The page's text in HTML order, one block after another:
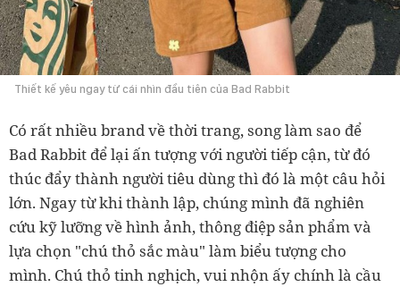
Thiết kế yêu ngay từ cái nhìn đầu tiên của Bad Rabbit
Có rất nhiều brand về thời trang, song làm sao để
Bad Rabbit để lại ấn tượng với người tiếp cận, từ đó
thúc đẩy thành người tiêu dùng thì đó là một câu hỏi
lớn. Ngay từ khi thành lập, chúng mình đã nghiên
cứu kỹ lưỡng về hình ảnh, thông điệp sản phẩm và
lựa chọn "chú thỏ sắc màu" làm biểu tượng cho
mình. Chú thỏ tinh nghịch, vui nhộn ấy chính là cầu